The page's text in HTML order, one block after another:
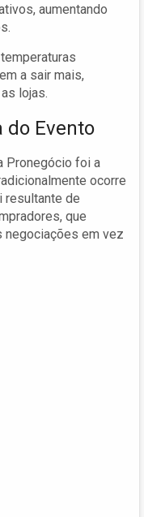
aumentando
a sair mais,
lojas.
do Evento
Pronegócio foi a
ocorre
resultante de
que
negociações em vez